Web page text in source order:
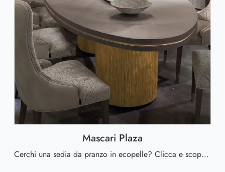
Mascari Plaza
Cerchi una sedia da pranzo in ecopelle? Clicca e scopri il modello Mascari Plaza di Valderamobili per completare i tuoi interni perfettamente.